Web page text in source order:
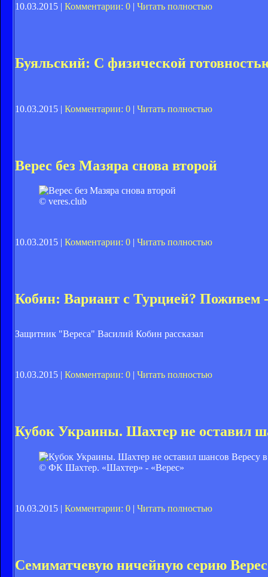
10.03.2015 | Комментарии: 0 | Читать полностью
Буяльский: С физической
10.03.2015 | Комментарии: 0 | Читать полностью
Верес без Мазяра снова второй
© veres.club
10.03.2015 | Комментарии: 0 Читать полностью
Кобин: Вариант с Турцией? Поживем
Защитник "Вереса" Василий Кобин рассказал
10.03.2015 | Комментарии: 0 | Читать полностью
Кубок Украины. Шахтер не оставил
© ФК Шахтер. «Шахтер» - «Верес»
10.03.2015 | Комментарии: 0 | Читать полностью
Семиматчевую ничейную серию